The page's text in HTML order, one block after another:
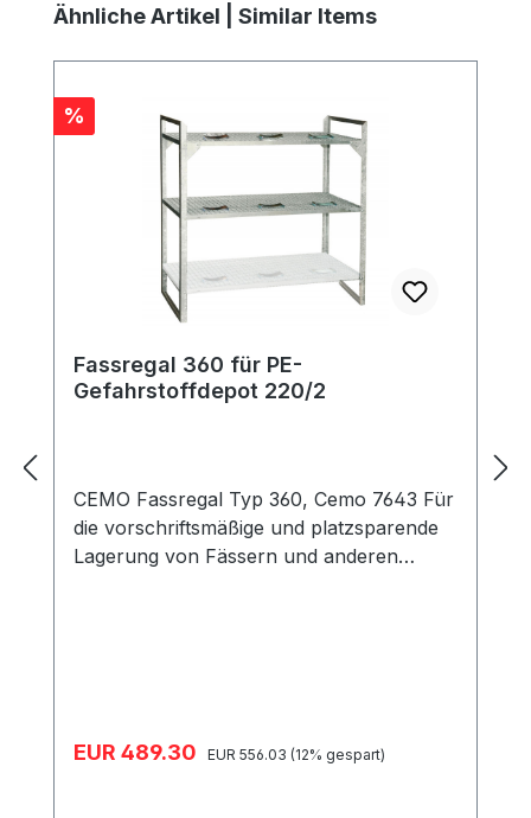
Produktgalerie überspringen
Ähnliche Artikel | Similar Items
Rabatt
%
Fassregal 360 für PE-
Gefahrstoffdepot 220/2
CEMO Fassregal Typ 360, Cemo 7643 Für
die vorschriftsmäßige und platzsparende
Lagerung von Fässern und anderen
platzsparend in Einzelteilen, die leicht und
Verkaufspreis:
EUR 489.30 Regulärer Preis:
EUR 556.03 (12% gespart)